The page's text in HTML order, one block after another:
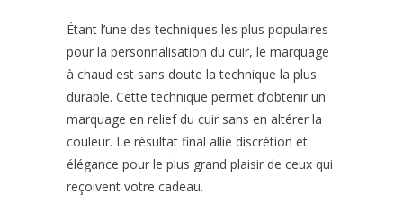
Étant l’une des techniques les plus populaires
pour la personnalisation du cuir, le marquage
à chaud est sans doute la technique la plus
durable. Cette technique permet d’obtenir un
marquage en relief du cuir sans en altérer la
couleur. Le résultat final allie discrétion et
élégance pour le plus grand plaisir de ceux qui
reçoivent votre cadeau.